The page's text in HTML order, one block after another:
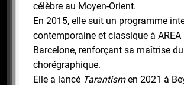
célèbre au Moyen-Orient.
En 2015, elle suit un programme
contemporaine et classique à AREA
Barcelone, renforçant sa maîtrise
chorégraphique.
Elle a lancé Tarantismen 2021 à